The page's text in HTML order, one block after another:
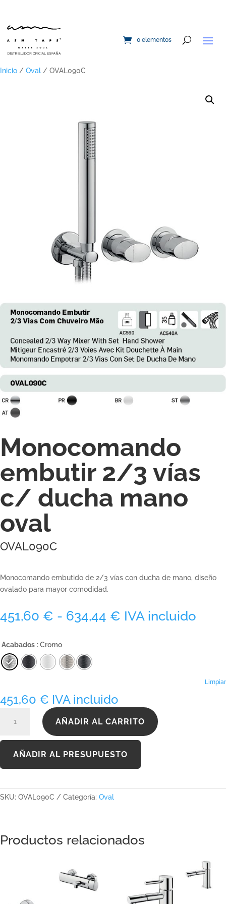
0 elementos
Inicio / Oval / OVAL090C
Monocomando
embutir 2/3 vías
c/ ducha mano
oval
OVAL090C
Monocomando embutido de 2/3 vías con ducha de mano, diseño
ovalado para mayor comodidad.
451,60 € - 634,44 € Rango
IVA incluido
Acabados : Cromo
Limpiar
451,60 € IVA incluido
cantidad
AÑADIR AL CARRITO
AÑADIR AL PRESUPUESTO
SKU: OVAL090C Categoría: Oval
Productos relacionados